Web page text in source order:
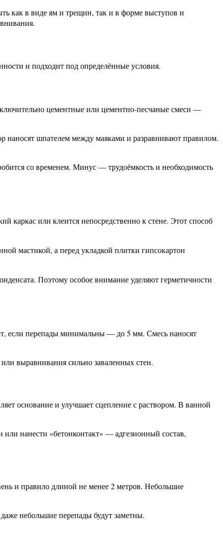
как в виде ям и трещин, так и в форме выступов и
и подходит под определённые условия.
цементные или цементно-песчаные смеси —
наносят шпателем между маяками и разравнивают правилом.
со временем. Минус — трудоёмкость и необходимость
каркас или клеится непосредственно к стене. Этот способ
мастикой, а перед укладкой плитки гипсокартон
Поэтому особое внимание уделяют герметичности
если перепады минимальны — до 5 мм. Смесь наносят
выравнивания сильно заваленных стен.
основание и улучшает сцепление с раствором. В ванной
нанести «бетонконтакт» — адгезионный состав,
и правило длиной не менее 2 метров. Небольшие
небольшие перепады будут заметны.